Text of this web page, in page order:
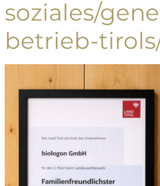
soziales/
betrieb-